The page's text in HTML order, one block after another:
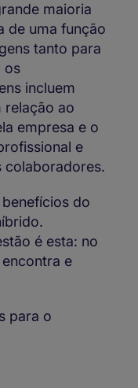
maioria
de uma função
tanto para
os
incluem
relação ao
empresa e o
e
colaboradores.
do
é esta: no
e
para o